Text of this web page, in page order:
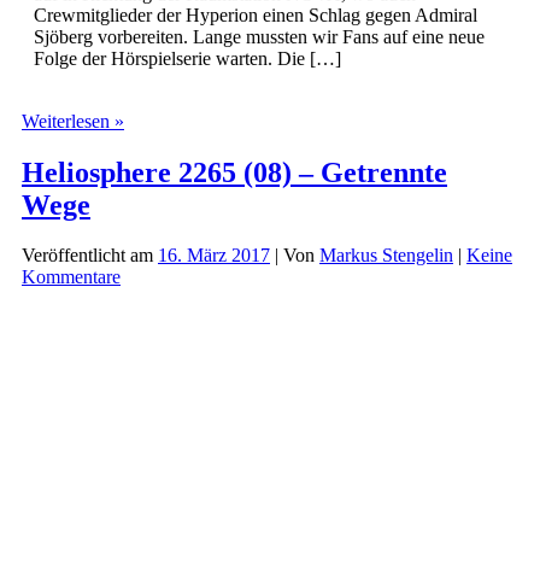
Crewmitglieder der Hyperion einen Schlag gegen Admiral
Sjöberg vorbereiten. Lange mussten wir Fans auf eine neue
Folge der Hörspielserie warten. Die […]
Weiterlesen »
–
NOVA
Heliosphere 2265 (08) – Getrennte
Wege
Veröffentlicht am 16. März 2017 | Von Markus Stengelin | Keine
Kommentare